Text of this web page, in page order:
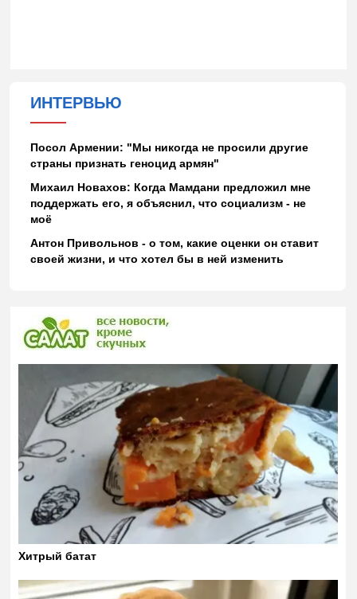
ИНТЕРВЬЮ
Посол Армении: "Мы никогда не просили другие
страны признать геноцид армян"
Михаил Новахов: Когда Мамдани предложил мне
поддержать его, я объяснил, что социализм - не
моё
Антон Привольнов - о том, какие оценки он ставит
своей жизни, и что хотел бы в ней изменить